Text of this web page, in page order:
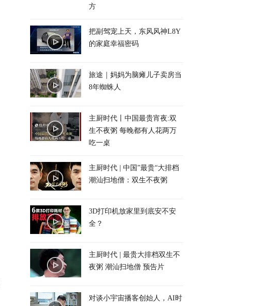
方
把副驾宠上天，东风风神L8Y
的家庭幸福密码
旅途｜妈妈为脑瘫儿子卖房当
8年蜘蛛人
主厨时代丨中国最贵宵夜:双
生不夜粥 每晚都有人花两万
吃一桌
主厨时代 | 中国”最贵“大排档
潮汕扫地僧：双生不夜粥
3D打印机放家里到底安不安
全？
主厨时代 | 最贵大排档双生不
夜粥 潮汕扫地僧 预告片
对谈小宇宙播客创始人，AI时